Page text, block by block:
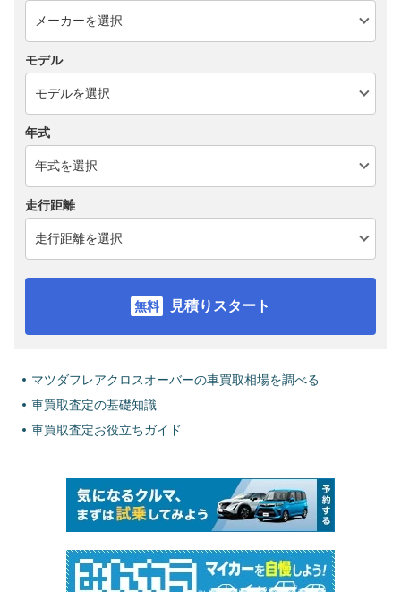
モデル
年式
走行距離
見積りスタート
マツダフレアクロスオーバーの車買取相場を調べる
車買取査定の基礎知識
車買取査定お役立ちガイド